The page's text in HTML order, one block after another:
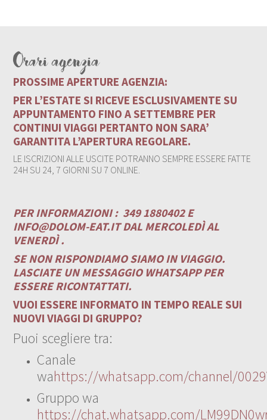
Orari agenzia
PROSSIME APERTURE AGENZIA:
PER L’ESTATE SI RICEVE ESCLUSIVAMENTE SU
APPUNTAMENTO FINO A SETTEMBRE PER
CONTINUI VIAGGI PERTANTO NON SARA’
GARANTITA L’APERTURA REGOLARE.
LE ISCRIZIONI ALLE USCITE POTRANNO SEMPRE ESSERE FATTE
24H SU 24, 7 GIORNI SU 7 ONLINE.
PER INFORMAZIONI : 349 1880402 E
INFO@DOLOM-EAT.ITDAL MERCOLEDÌ AL
VENERDÌ .
SE NON RISPONDIAMO SIAMO IN VIAGGIO.
LASCIATE UN MESSAGGIO WHATSAPP PER
ESSERE RICONTATTATI.
VUOI ESSERE INFORMATO IN TEMPO REALE SUI
NUOVI VIAGGI DI GRUPPO?
Puoi scegliere tra:
Canale
wahttps://whatsapp.com/channel/
Gruppo wa
https://chat.whatsapp.com/